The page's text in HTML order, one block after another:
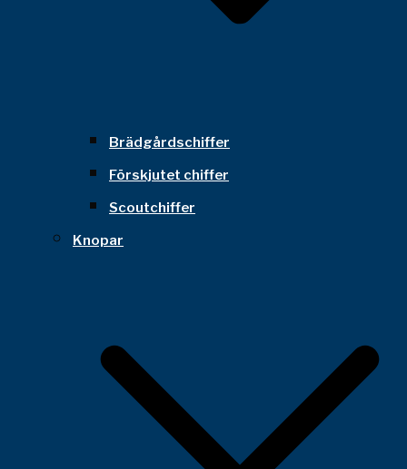
Brädgårdschiffer
Förskjutet chiffer
Scoutchiffer
Knopar